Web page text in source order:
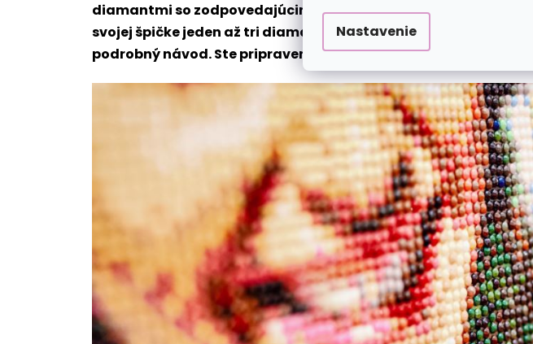
Nastavenie
diamantmi so zodpovedajúcim označením. Pri tom vám
svojej špičke jeden až tri diamanty naraz. V súprave
podrobný návod. Ste pripravení vrhnúť sa do ligotavého sveta